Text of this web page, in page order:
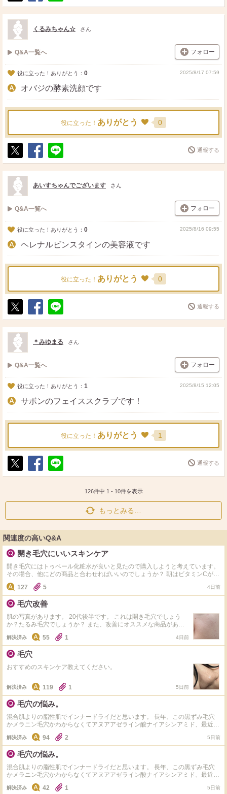
ポ
ス
ト
シ
ェ
送
る
くるみちゃん☆ さん
Q&A一覧へ フォロー
役に立った！ありがとう： 0 2025/8/17 07:59
オバジの酵素洗顔です
役に立った！ ありがとう 0
ポ
ス
ト
シ
ェ
送
る
通報する
あいすちゃんでございます さん
Q&A一覧へ フォロー
役に立った！ありがとう： 0 2025/8/16 09:55
ヘレナルビンスタインの美容液です
役に立った！ ありがとう 0
ポ
ス
ト
シ
ェ
送
る
通報する
＊みゆまる さん
Q&A一覧へ フォロー
役に立った！ありがとう： 1 2025/8/15 12:05
サボンのフェイススクラブです！
役に立った！ ありがとう 1
ポ
シ
送
通報する
126件中 1 - 10件を表示
もっとみる…
関連度の高いQ&A
開き毛穴にいいスキンケア
開き毛穴にはトゥベール化粧水が良いと見たので購入しようと考えています。
その場合、他にどの商品と合わせればいいのでしょうか？ 朝はビタミンCがい
いと見たのでオバジセラムなど購入を考えていますが、 夜だと何がいいので
しょうか。 また、クリームなども何と合わせればいいのか…。成分など…お
願いします。
127 5 4日前
毛穴改善
肌の写真があります。 20代後半です。 これは開き毛穴でしょう
か？たるみ毛穴でしょうか？ また、改善にオススメな商品があれ
ば教えていただきたいです。
解決済み 55 1 4日前
毛穴
おすすめのスキンケア教えてください。
解決済み 119 1 5日前
毛穴の悩み。
混合肌よりの脂性肌でインナードライだと思います。 長年、この黒ずみ毛穴
かメラニン毛穴かわからなくてアヌアアゼライン酸ナイアシンアミド、最近コ
スアールエックスのBHAを使い始めて週2～3で継続していますが使った日は
毛穴が薄く見えるのですが他の日はいつもと変わらず黒いです。朝はミシャの
ビタミンCを使っています。 お風呂上がりや、スキンケア直後は目立ちにくい
のですが10分ぐらい経つといつも元に戻ってしまいます。 オススメのスキン
ケア教えてください
解決済み 94 2 5日前
毛穴の悩み。
混合肌よりの脂性肌でインナードライだと思います。 長年、この黒ずみ毛穴
かメラニン毛穴かわからなくてアヌアアゼライン酸ナイアシンアミド、最近コ
スアールエックスのBHAを使い始めて週2～3で継続していますが使った日は
毛穴が薄く見えるのですが他の日はいつもと変わらず黒いです。朝はミシャの
解決済み 42 1 5日前